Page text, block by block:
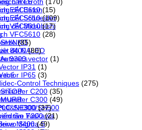
cắt Eaton
cắt Schneider
cắt Mitsubishi
độ NALEO
thế
SH300/SH500
tần Yaskawa
Sigma 5
EFC3610 (15)
EFC5610 (109)
VFC3610 (17)
VFC5610 (28)
(85)
8400 (80)
9300 vector (1)
IP31 (1)
IP65 (3)
Control Techniques (275)
C200 (35)
C300 (49)
(37)
F300 (21)
M400 (49)